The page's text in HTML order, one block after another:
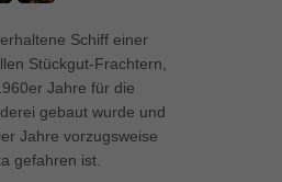
Schiff einer
Stückgut-Frachtern,
Jahre für die
gebaut wurde und
Jahre vorzugsweise
gefahren ist.
Social-Media-Plattformen werden
von externen Medien akzeptiert
Inhalte keiner manuellen Einwilligung